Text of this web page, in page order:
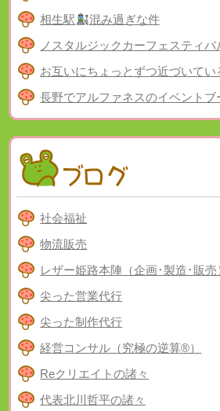
相生駅
混み過ぎな件
ノスタルジックカーフェスティ
お互いにちょっとずつ近づいてい
長野でアルファネスのイベント
社会福祉
物流販売
レザー姫路本陣（企画･製造･販売
尖った営業代行
尖った制作代行
経営コンサル（究極の逆算®）
Reクリエイトの諸々
代表北川哲平の諸々